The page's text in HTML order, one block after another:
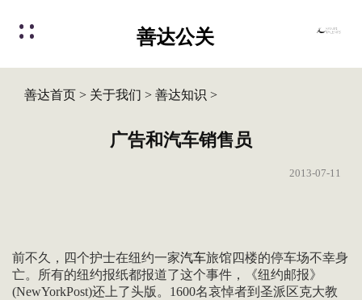
善达公关
善达首页> 关于我们 > 善达知识 >
广告和汽车销售员
2013-07-11
前不久，四个护士在纽约一家汽车旅馆四楼的停车场不幸身
亡。所有的纽约报纸都报道了这个事件，《纽约邮报》
(NewYorkPost)还上了头版。1600名哀悼者到圣派区克大教